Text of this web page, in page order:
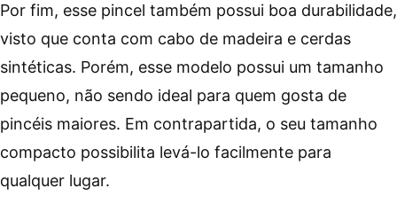
Por fim, esse pincel também possui boa durabilidade,
visto que conta com cabo de madeira e cerdas
sintéticas. Porém, esse modelo possui um tamanho
pequeno, não sendo ideal para quem gosta de
pincéis maiores. Em contrapartida, o seu tamanho
compacto possibilita levá-lo facilmente para
qualquer lugar.